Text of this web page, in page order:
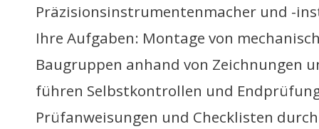
Präzisionsinstrumentenmacher und -
Ihre Aufgaben: Montage von
Baugruppen anhand von Zeichnungen
führen Selbstkontrollen und
Prüfanweisungen und Checklisten